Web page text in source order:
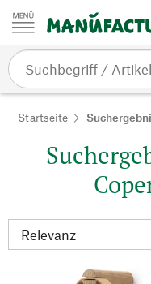
Zum Inhalt springen
Startseite